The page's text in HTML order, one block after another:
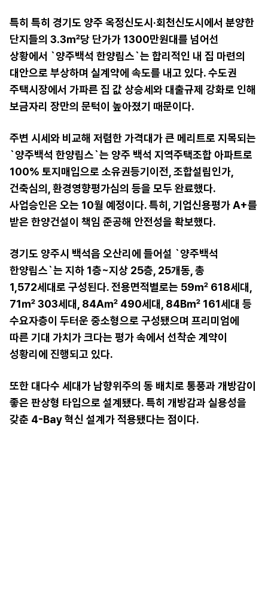
특히 특히 경기도 양주 옥정신도시·회천신도시에서 분양한
단지들의 3.3㎡당 단가가 1300만원대를 넘어선
상황에서 `양주백석 한양립스`는 합리적인 내 집 마련의
대안으로 부상하며 실계약에 속도를 내고 있다. 수도권
주택시장에서 가파른 집 값 상승세와 대출규제 강화로 인해
보금자리 장만의 문턱이 높아졌기 때문이다.
주변 시세와 비교해 저렴한 가격대가 큰 메리트로 지목되는
`양주백석 한양립스`는 양주 백석 지역주택조합 아파트로
100% 토지매입으로 소유권등기이전, 조합설립인가,
건축심의, 환경영향평가심의 등을 모두 완료했다.
사업승인은 오는 10월 예정이다. 특히, 기업신용평가 A+를
받은 한양건설이 책임 준공해 안전성을 확보했다.
경기도 양주시 백석읍 오산리에 들어설 `양주백석
한양립스`는 지하 1층~지상 25층, 25개동, 총
1,572세대로 구성된다. 전용면적별로는 59㎡ 618세대,
71㎡ 303세대, 84A㎡ 490세대, 84B㎡ 161세대 등
수요자층이 두터운 중소형으로 구성됐으며 프리미엄에
따른 기대 가치가 크다는 평가 속에서 선착순 계약이
성황리에 진행되고 있다.
또한 대다수 세대가 남향위주의 동 배치로 통풍과 개방감이
좋은 판상형 타입으로 설계됐다. 특히 개방감과 실용성을
갖춘 4-Bay 혁신 설계가 적용됐다는 점이다.